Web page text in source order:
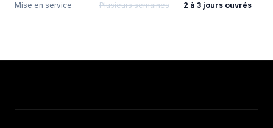
Mise en service Plusieurs semaines 2 à 3 jours ouvrés